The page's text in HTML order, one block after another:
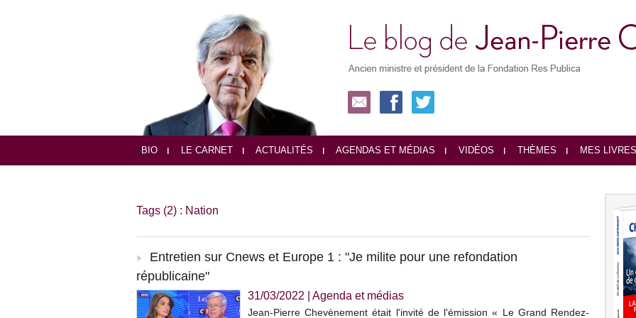
BIO LE CARNET ACTUALITÉS AGENDAS ET MÉDIAS VIDÉOS THÈMES MES LIVRES
Tags (2) : Nation
Entretien sur Cnews et Europe 1 : "Je milite pour une refondation
républicaine"
31/03/2022 Agenda et médias
Jean-Pierre Chevènement était l'invité de l'émission « Le Grand Rendez-